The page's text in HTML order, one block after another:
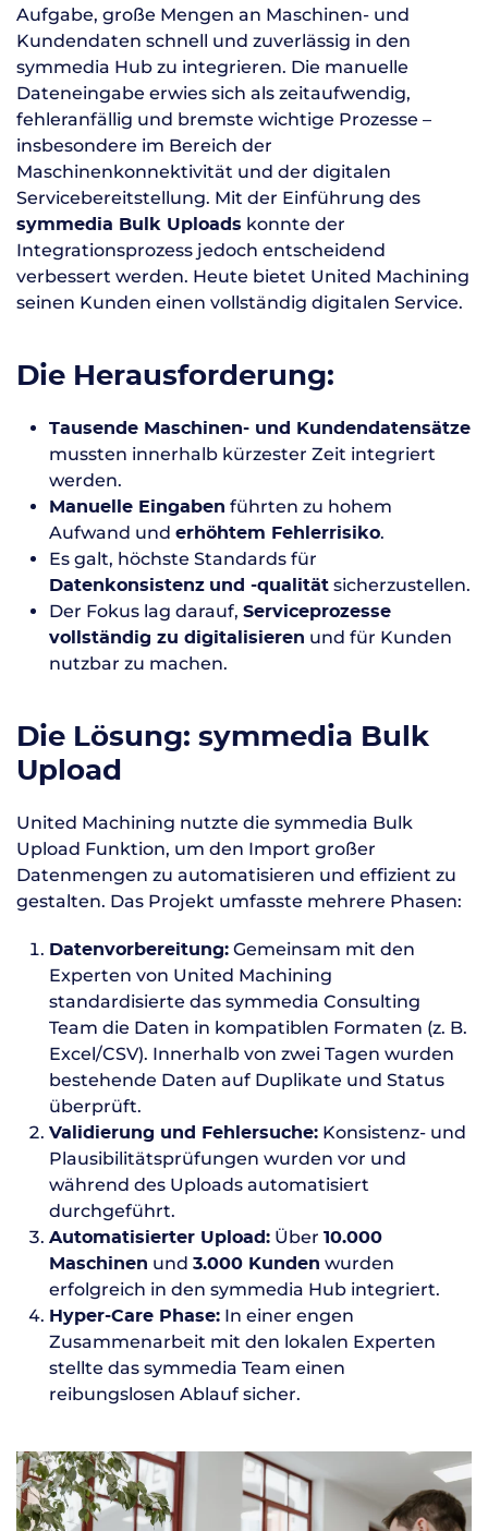
Aufgabe, große Mengen an Maschinen- und
Kundendaten schnell und zuverlässig in den
symmedia Hub zu integrieren. Die manuelle
Dateneingabe erwies sich als zeitaufwendig,
fehleranfällig und bremste wichtige Prozesse –
insbesondere im Bereich der
Maschinenkonnektivität und der digitalen
Servicebereitstellung. Mit der Einführung des
symmedia Bulk Uploads konnte der
Integrationsprozess jedoch entscheidend
verbessert werden. Heute bietet United Machining
seinen Kunden einen vollständig digitalen Service.
Die Herausforderung:
Tausende Maschinen- und Kundendatensätze
mussten innerhalb kürzester Zeit integriert
werden.
Manuelle Eingaben führten zu hohem
Aufwand und erhöhtem Fehlerrisiko.
Es galt, höchste Standards für
Datenkonsistenz und -qualität sicherzustellen.
Der Fokus lag darauf, Serviceprozesse
vollständig zu digitalisieren und für Kunden
nutzbar zu machen.
Die Lösung: symmedia Bulk
Upload
United Machining nutzte die symmedia Bulk
Upload Funktion, um den Import großer
Datenmengen zu automatisieren und effizient zu
gestalten. Das Projekt umfasste mehrere Phasen:
Datenvorbereitung: Gemeinsam mit den
Experten von United Machining
standardisierte das symmedia Consulting
Team die Daten in kompatiblen Formaten (z. B.
Excel/CSV). Innerhalb von zwei Tagen wurden
bestehende Daten auf Duplikate und Status
überprüft.
Validierung und Fehlersuche: Konsistenz- und
Plausibilitätsprüfungen wurden vor und
während des Uploads automatisiert
durchgeführt.
Automatisierter Upload: Über 10.000
Maschinen und 3.000 Kunden wurden
erfolgreich in den symmedia Hub integriert.
Hyper-Care Phase: In einer engen
Zusammenarbeit mit den lokalen Experten
stellte das symmedia Team einen
reibungslosen Ablauf sicher.